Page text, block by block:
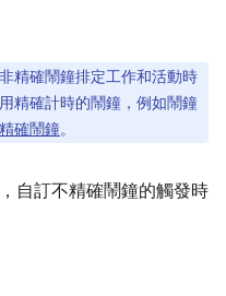
精確鬧鐘排定工作和活動時
精確計時的鬧鐘，例如鬧鐘
精確鬧鐘。
自訂不精確鬧鐘的觸發時